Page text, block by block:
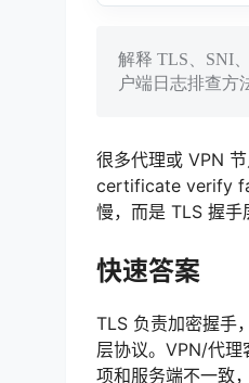
解释 TLS、SNI
户端日志排查方
很多代理或 VPN
certificate verify
慢，而是 TLS 握手
快速答案
TLS 负责加密握手
层协议。VPN/代
项和服务端不一致